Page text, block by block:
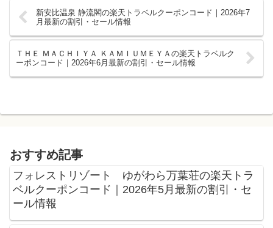
新安比温泉 静流閣の楽天トラベルクーポンコード｜2026年7
月最新の割引・セール情報
ＴＨＥ ＭＡＣＨＩＹＡ ＫＡＭＩＵＭＥＹＡの楽天トラベルク
ーポンコード｜2026年6月最新の割引・セール情報
おすすめ記事
フォレストリゾート ゆがわら万葉荘の楽天トラ
ベルクーポンコード｜2026年5月最新の割引・セ
ール情報